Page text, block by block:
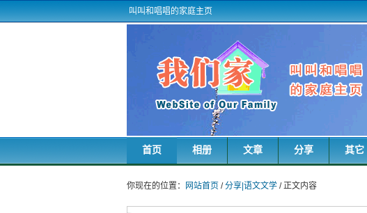
叫叫和唱唱的家庭主页
首页 相册 文章 分享 其它
你现在的位置： 网站首页 /分享|语文文学 / 正文内容